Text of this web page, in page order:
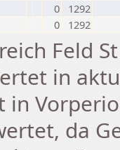
0
1292
0 1292
Feld
in
in
da